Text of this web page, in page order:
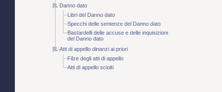
Danno dato
Libri del Danno dato
Specchi delle sentenze del Danno dato
Bastardelli delle accuse e delle inquisizioni
del Danno dato
Atti di appello dinanzi ai priori
Filze degli atti di appello
Atti di appello sciolti